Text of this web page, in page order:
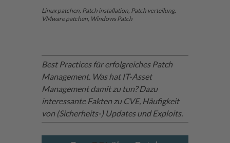
Linuxpatchen, Patch installation, Patch verteilung,
VMware patchen, WindowsPatch
Best Practices für erfolgreiches Patch
Management. Was hat IT-Asset
Management damit zu tun? Dazu
interessante Fakten zu CVE, Häufigkeit
von (Sicherheits-) Updates und Exploits.